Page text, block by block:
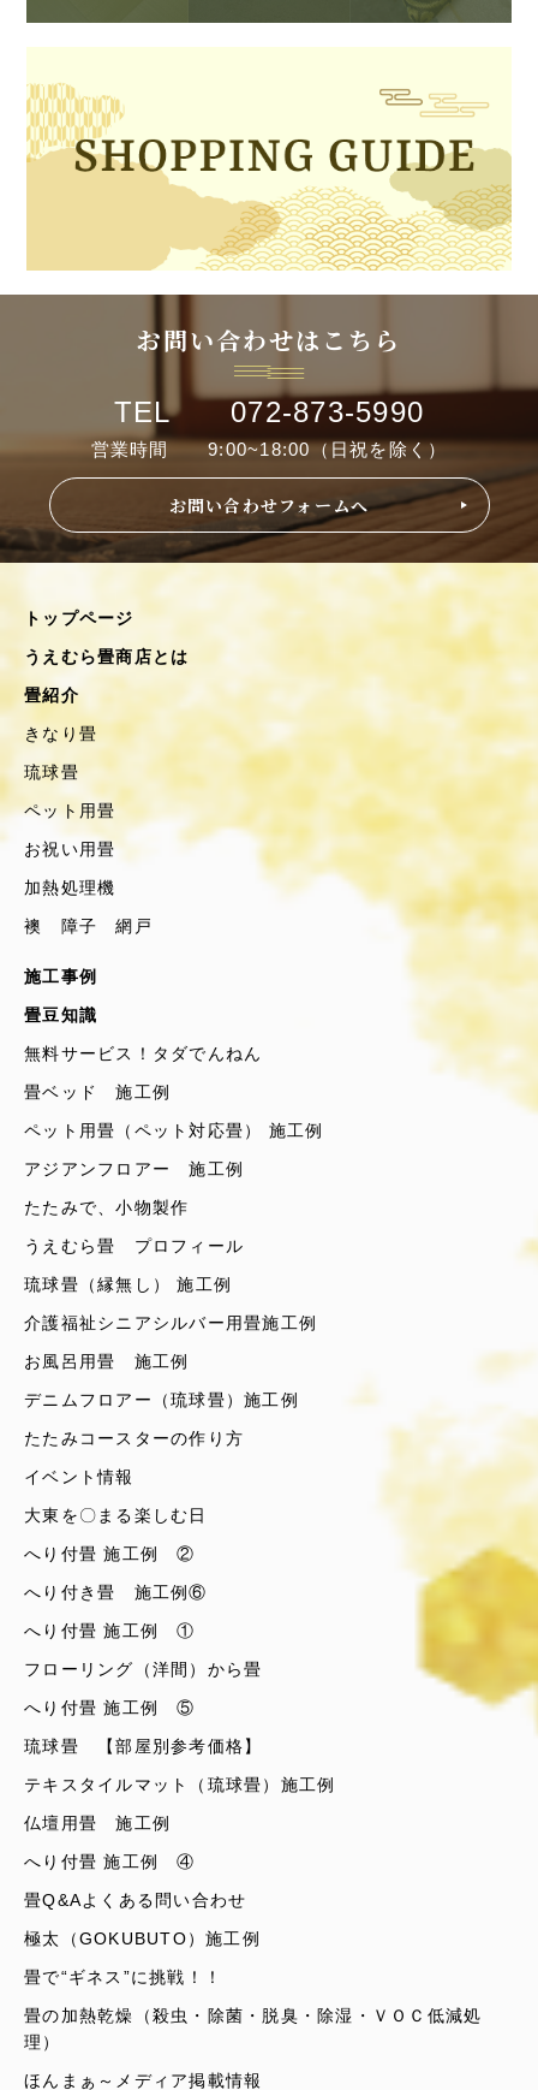
お問い合わせはこちら
TEL 072-873-5990
営業時間 9:00~18:00（日祝を除く）
お問い合わせフォームへ
トップページ
うえむら畳商店とは
畳紹介
きなり畳
琉球畳
ペット用畳
お祝い用畳
加熱処理機
襖 障子 網戸
施工事例
畳豆知識
無料サービス！タダでんねん
畳ベッド 施工例
ペット用畳（ペット対応畳） 施工例
アジアンフロアー 施工例
たたみで、小物製作
うえむら畳 プロフィール
琉球畳（縁無し） 施工例
介護福祉シニアシルバー用畳施工例
お風呂用畳 施工例
デニムフロアー（琉球畳）施工例
たたみコースターの作り方
イベント情報
大東を〇まる楽しむ日
へり付畳 施工例 ②
へり付き畳 施工例⑥
へり付畳 施工例 ①
フローリング（洋間）から畳
へり付畳 施工例 ⑤
琉球畳 【部屋別参考価格】
テキスタイルマット（琉球畳）施工例
仏壇用畳 施工例
へり付畳 施工例 ④
畳Q&Aよくある問い合わせ
極太（GOKUBUTO）施工例
畳で“ギネス”に挑戦！！
畳の加熱乾燥（殺虫・除菌・脱臭・除湿・ＶＯＣ低減処
理）
ほんまぁ～メディア掲載情報